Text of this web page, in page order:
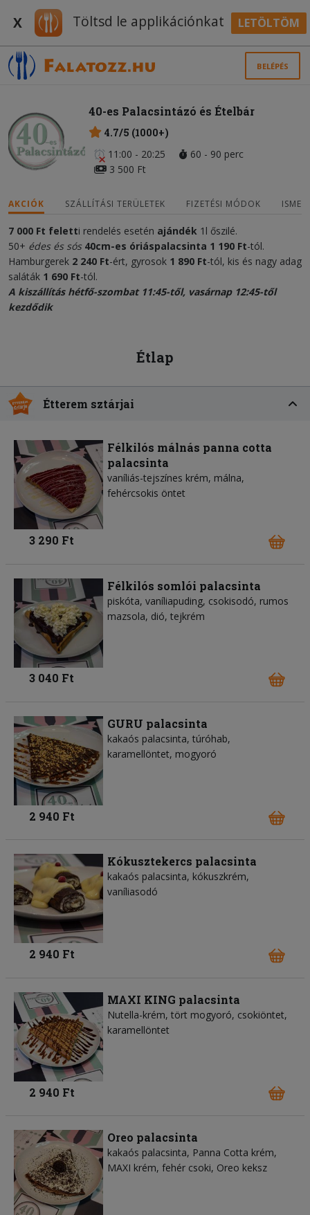
X Töltsd le applikációnkat LETÖLTÖM
BELÉPÉS
40-es Palacsintázó és Ételbár
4.7/5 (1000+)
11:00 - 20:25
60 - 90 perc
3 500 Ft
AKCIÓK SZÁLLÍTÁSI TERÜLETEK FIZETÉSI MÓDOK
7 000 Ft feletti rendelés esetén ajándék 1l őszilé.
50+ édes és sós 40cm-es óriáspalacsinta 1 190 Ft-tól.
Hamburgerek 2 240 Ft-ért, gyrosok 1 890 Ft-tól, kis és nagy adag
saláták 1 690 Ft-tól.
A kiszállítás hétfő-szombat 11:45-től, vasárnap 12:45-től
kezdődik
Étlap
Étterem sztárjai
Félkilós málnás panna cotta
palacsinta
vaníliás-tejszínes krém, málna,
fehércsokis öntet
3 290 Ft
Félkilós somlói palacsinta
piskóta, vaníliapuding, csokisodó, rumos
mazsola, dió, tejkrém
3 040 Ft
GURU palacsinta
kakaós palacsinta, túróhab,
karamellöntet, mogyoró
2 940 Ft
Kókusztekercs palacsinta
kakaós palacsinta, kókuszkrém,
vaníliasodó
2 940 Ft
MAXI KING palacsinta
Nutella-krém, tört mogyoró, csokiöntet,
karamellöntet
2 940 Ft
Oreo palacsinta
kakaós palacsinta, Panna Cotta krém,
MAXI krém, fehér csoki, Oreo keksz